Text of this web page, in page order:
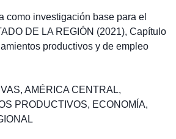
como investigación base para el
DE LA REGIÓN (2021), Capítulo
productivos y de empleo
, AMÉRICA CENTRAL,
PRODUCTIVOS, ECONOMÍA,